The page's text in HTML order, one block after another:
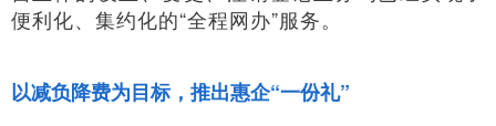
便利化、集约化的“全程网办”服务。
以减负降费为目标，推出惠企“一份礼”